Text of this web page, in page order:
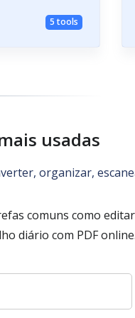
5 tools
usadas
organizar,
comuns como
diário com PDF